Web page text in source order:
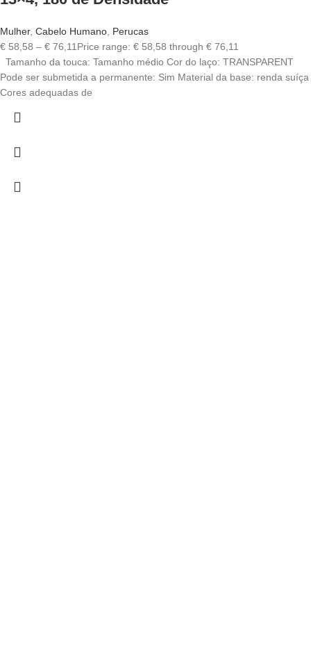
Mulher, Cabelo Humano, Perucas
€ 58,58 – € 76,11Price range: € 58,58 through € 76,11
Tamanho da touca: Tamanho médio Cor do laço: TRANSPARENT
Pode ser submetida a permanente: Sim Material da base: renda suíça
Cores adequadas de